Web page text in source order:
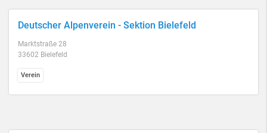
Deutscher Alpenverein - Sektion Bielefeld
Marktstraße 28
33602 Bielefeld
Verein